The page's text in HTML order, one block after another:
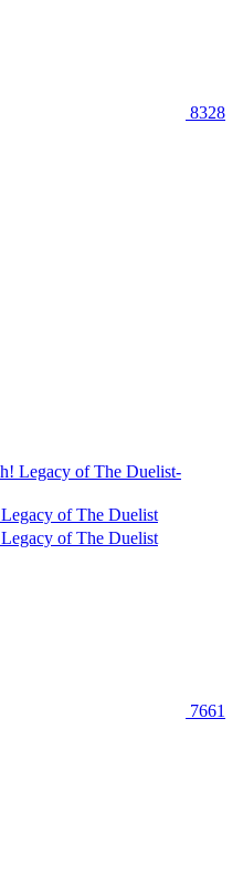
8328
of The Duelist
of The Duelist
7661